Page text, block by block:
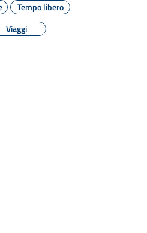
Tempo libero
Viaggi